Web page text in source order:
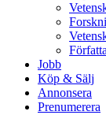
Jobb
Köp & Sälj
Annonsera
Prenumerera